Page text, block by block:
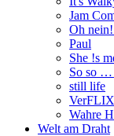
Jam
Oh
Paul
She !s
So so …
still life
Wahre
Welt am Draht